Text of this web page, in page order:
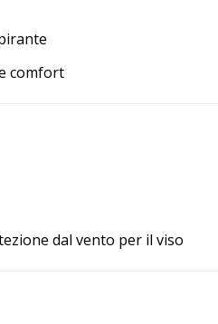
comfort
dal vento per il viso